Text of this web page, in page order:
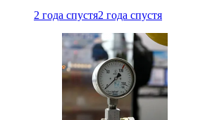
2 года спустя2 года спустя